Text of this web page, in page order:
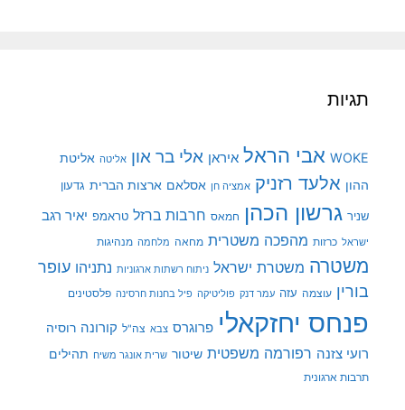
תגיות
WOKE אבי הראל איראן אלי בר און אליטה אליטת
ההון אלעד רזניק אמציה חן אסלאם ארצות הברית גדעון
שניר גרשון הכהן חמאס חרבות ברזל טראמפ יאיר רגב
ישראל כרזות מהפכה משטרית מחאה מלחמה מנהיגות
משטרה משטרת ישראל ניתוח רשתות ארגוניות נתניהו עופר
בורין עוצמה עזה עמר דנק פוליטיקה פיל בחנות חרסינה פלסטינים
פנחס יחזקאלי פרוגרס צבא צה"ל קורונה רוסיה
רועי צזנה רפורמה משפטית שיטור שרית אונגר משיח תהילים
תרבות ארגונית